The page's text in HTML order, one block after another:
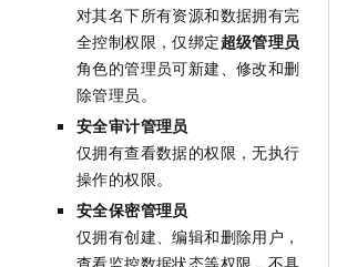
对其名下所有资源和数据拥有完
全控制权限，仅绑定超级管理员
角色的管理员可新建、修改和删
除管理员。
安全审计管理员
仅拥有查看数据的权限，无执行
操作的权限。
安全保密管理员
仅拥有创建、编辑和删除用户，
查看监控数据状态等权限，不具